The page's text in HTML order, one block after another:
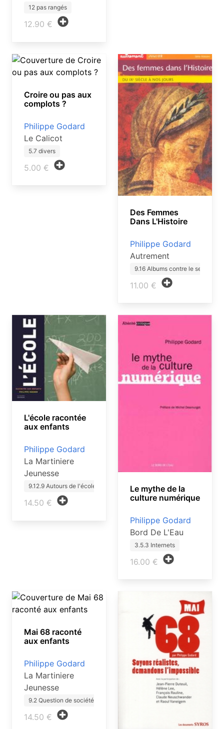
12 pas rangés
12.90 €
Croire ou pas aux
complots ?
Philippe Godard
Le Calicot
5.7 divers
5.00 €
Des Femmes
Dans L'Histoire
Philippe Godard
Autrement
9.16 Albums contre le sexi…
11.00 €
L'école racontée
aux enfants
Philippe Godard
La Martiniere
Jeunesse
9.12.9 Autours de l'école
14.50 €
Le mythe de la
culture numérique
Philippe Godard
Bord De L'Eau
3.5.3 Internets
16.00 €
Mai 68 raconté
aux enfants
Philippe Godard
La Martiniere
Jeunesse
9.2 Question de société ado
14.50 €